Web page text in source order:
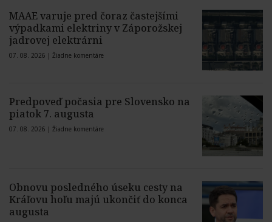
MAAE varuje pred čoraz častejšími
výpadkami elektriny v Záporožskej
jadrovej elektrárni
07. 08. 2026 | Žiadne komentáre
Predpoveď počasia pre Slovensko na
piatok 7. augusta
07. 08. 2026 | Žiadne komentáre
Obnovu posledného úseku cesty na
Kráľovu hoľu majú ukončiť do konca
augusta